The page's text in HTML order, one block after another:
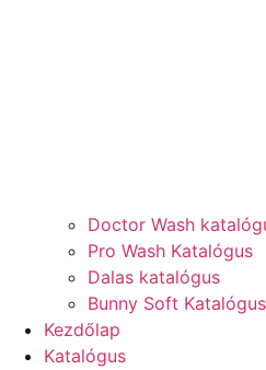
Doctor Wash
Pro Wash Katalógus
Dalas katalógus
Bunny Soft Katalógus
Kezdőlap
Katalógus